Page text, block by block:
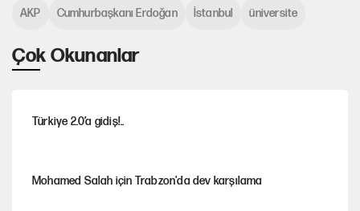
Çok Okunanlar
Türkiye 2.0’a gidiş!..
Mohamed Salah için Trabzon'da dev karşılama
AKP Cumhurbaşkanı Erdoğan İstanbul üniversite